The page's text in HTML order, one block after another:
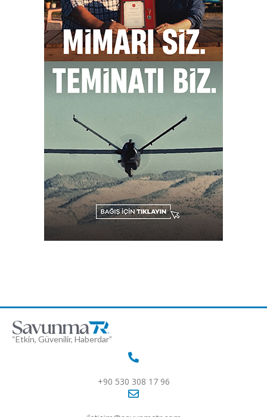
“Etkin, Güvenilir, Haberdar”
+90 530 308 17 96